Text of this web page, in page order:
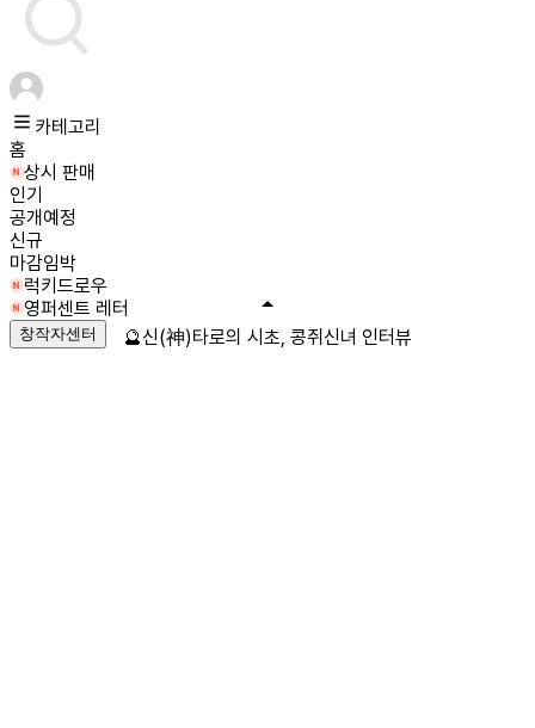
카테고리
홈
상시 판매
인기
공개예정
신규
마감임박
럭키드로우
영퍼센트 레터
창작자센터 🔮신(神)타로의 시초, 콩쥐신녀 인터뷰